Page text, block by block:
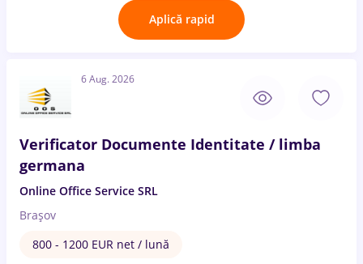
Aplică rapid
6 Aug. 2026
Verificator Documente Identitate / limba
germana
Online Office Service SRL
Brașov
800 - 1200 EUR net / lună